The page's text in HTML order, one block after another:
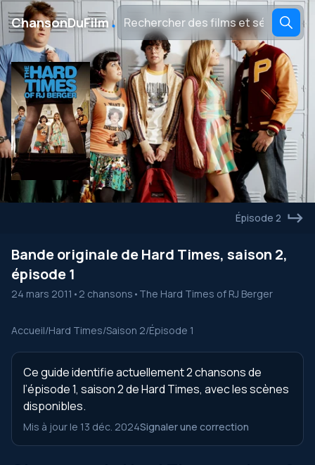
ChansonDuFilm ․
Épisode 2
Bande originale de Hard Times, saison 2,
épisode 1
24 mars 2011 • 2 chansons • The Hard Times of RJ Berger
Accueil/Hard Times/Saison 2/Épisode 1
Ce guide identifie actuellement 2 chansons de
l’épisode 1, saison 2 de Hard Times, avec les scènes
disponibles.
Mis à jour le 13 déc. 2024Signaler une correction